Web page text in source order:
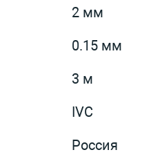
2 мм
0.15 мм
3 м
IVC
Россия